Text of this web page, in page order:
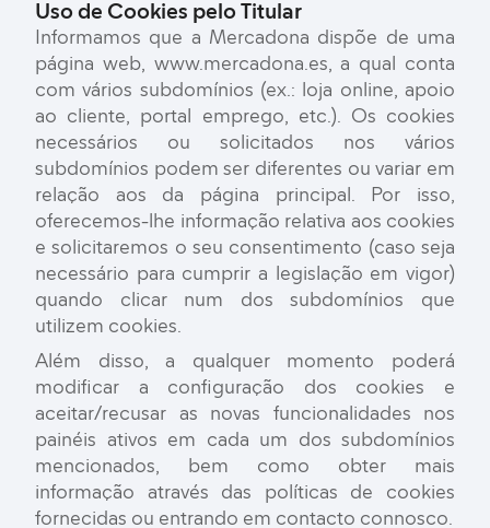
Uso de Cookies pelo Titular
Informamos que a Mercadona dispõe de uma
página web, www.mercadona.es, a qual conta
com vários subdomínios (ex.: loja online, apoio
ao cliente, portal emprego, etc.). Os cookies
necessários ou solicitados nos vários
subdomínios podem ser diferentes ou variar em
relação aos da página principal. Por isso,
oferecemos-lhe informação relativa aos cookies
e solicitaremos o seu consentimento (caso seja
necessário para cumprir a legislação em vigor)
quando clicar num dos subdomínios que
utilizem cookies.
Além disso, a qualquer momento poderá
modificar a configuração dos cookies e
aceitar/recusar as novas funcionalidades nos
painéis ativos em cada um dos subdomínios
mencionados, bem como obter mais
informação através das políticas de cookies
fornecidas ou entrando em contacto connosco.